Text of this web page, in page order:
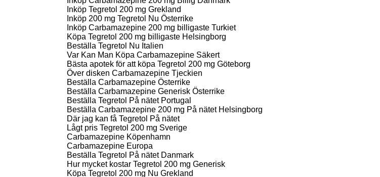
Inköp Tegretol 200 mg Grekland
Inköp 200 mg Tegretol Nu Österrike
Inköp Carbamazepine 200 mg billigaste Turkiet
Köpa Tegretol 200 mg billigaste Helsingborg
Beställa Tegretol Nu Italien
Var Kan Man Köpa Carbamazepine Säkert
Bästa apotek för att köpa Tegretol 200 mg Göteborg
Över disken Carbamazepine Tjeckien
Beställa Carbamazepine Österrike
Beställa Carbamazepine Generisk Österrike
Beställa Tegretol På nätet Portugal
Beställa Carbamazepine 200 mg På nätet Helsingborg
Där jag kan få Tegretol På nätet
Lågt pris Tegretol 200 mg Sverige
Carbamazepine Köpenhamn
Carbamazepine Europa
Beställa Tegretol På nätet Danmark
Hur mycket kostar Tegretol 200 mg Generisk
Köpa Tegretol 200 mg Nu Grekland